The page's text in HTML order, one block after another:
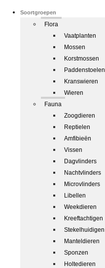
Soortgroepen
Flora
Vaatplanten
Mossen
Korstmossen
Paddenstoelen
Kranswieren
Wieren
Fauna
Zoogdieren
Reptielen
Amfibieën
Vissen
Dagvlinders
Nachtvlinders
Microvlinders
Libellen
Weekdieren
Kreeftachtigen
Stekelhuidigen
Manteldieren
Sponzen
Holtedieren